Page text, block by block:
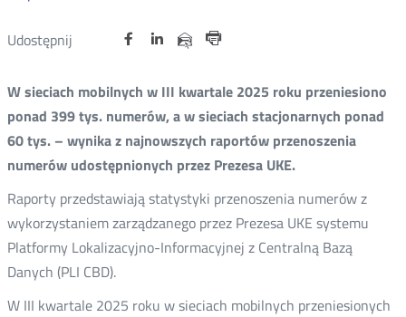
Udostępnij
Udostępnij
Twitter
Otwórz
oknie
Udostępnij
Facebook
Otwórz
oknie
Udostępnij
Linkedin
Otwórz
oknie
Udostępnij
e-
mail
W sieciach mobilnych w III kwartale 2025 roku przeniesiono
ponad 399 tys. numerów, a w sieciach stacjonarnych ponad
60 tys. – wynika z najnowszych raportów przenoszenia
numerów udostępnionych przez Prezesa UKE.
Raporty przedstawiają statystyki przenoszenia numerów z
wykorzystaniem zarządzanego przez Prezesa UKE systemu
Platformy Lokalizacyjno-Informacyjnej z Centralną Bazą
Danych (PLI CBD).
W III kwartale 2025 roku w sieciach mobilnych przeniesionych